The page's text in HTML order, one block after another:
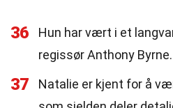
36
Hun har vært i et
regissør Anthony Byrne.
37
Natalie er kjent for å